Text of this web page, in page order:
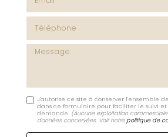
Téléphone
Message
J'autorise ce site à conserver l'ensemble
dans ce formulaire pour faciliter le suivi
demande. (Aucune exploitation
données concervées. Voir notrepolitique de